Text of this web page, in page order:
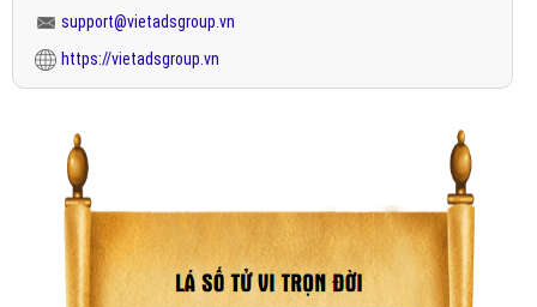
support@vietadsgroup.vn
https://vietadsgroup.vn